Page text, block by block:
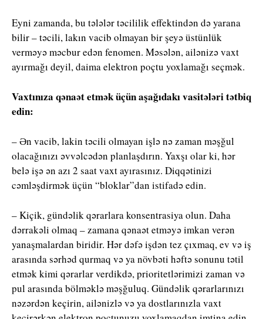
Eyni zamanda, bu tələlər təcililik effektindən də yarana
bilir – təcili, lakın vacib olmayan bir şeyə üstünlük
verməyə məcbur edən fenomen. Məsələn, ailənizə vaxt
ayırmağı deyil, daima elektron poçtu yoxlamağı seçmək.
Vaxtınıza qənaət etmək üçün aşağıdakı vasitələri tətbiq
edin:
– Ən vacib, lakin təcili olmayan işlə nə zaman məşğul
olacağınızı əvvəlcədən planlaşdırın. Yaxşı olar ki, hər
belə işə ən azı 2 saat vaxt ayırasınız. Diqqətinizi
cəmləşdirmək üçün “bloklar”dan istifadə edin.
– Kiçik, gündəlik qərarlara konsentrasiya olun. Daha
dərrakəli olmaq – zamana qənaət etməyə imkan verən
yanaşmalardan biridir. Hər dəfə işdən tez çıxmaq, ev və iş
arasında sərhəd qurmaq və ya növbəti həftə sonunu tətil
etmək kimi qərarlar verdikdə, prioritetlərimizi zaman və
pul arasında bölməklə məşğuluq. Gündəlik qərarlarınızı
nəzərdən keçirin, ailənizlə və ya dostlarınızla vaxt